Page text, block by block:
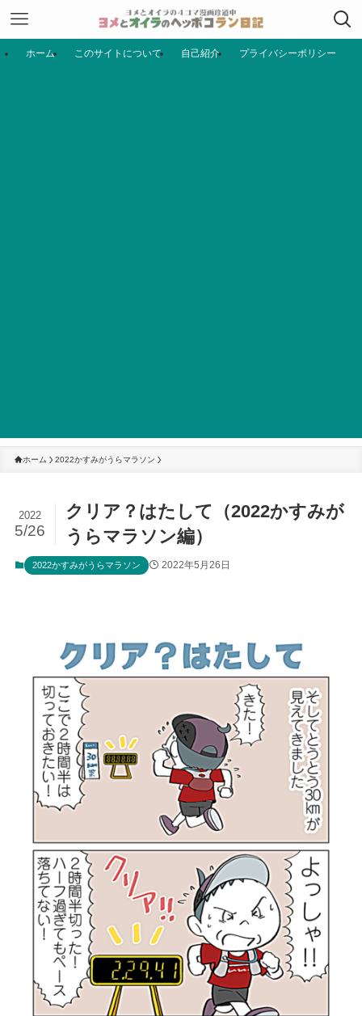
ホーム このサイトについて 自己紹介 プライバシーポリシー
ホーム 2022かすみがうらマラソン
クリア？はたして（2022かすみが
うらマラソン編）
2022
5/26
2022かすみがうらマラソン 2022年5月26日